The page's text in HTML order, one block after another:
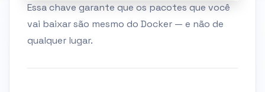
Essa chave garante que os pacotes que você
vai baixar são mesmo do Docker — e não de
qualquer lugar.